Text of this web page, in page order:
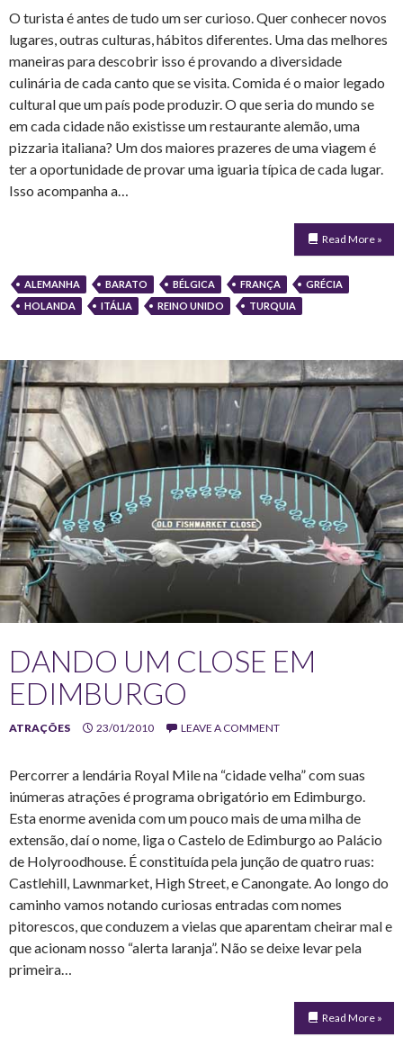
O turista é antes de tudo um ser curioso. Quer conhecer novos
lugares, outras culturas, hábitos diferentes. Uma das melhores
maneiras para descobrir isso é provando a diversidade
culinária de cada canto que se visita. Comida é o maior legado
cultural que um país pode produzir. O que seria do mundo se
em cada cidade não existisse um restaurante alemão, uma
pizzaria italiana? Um dos maiores prazeres de uma viagem é
ter a oportunidade de provar uma iguaria típica de cada lugar.
Isso acompanha a…
Read More »
ALEMANHA BARATO BÉLGICA FRANÇA
GRÉCIA
HOLANDA
ITÁLIA REINO UNIDO TURQUIA
DANDO UM CLOSE EM
EDIMBURGO
ATRAÇÕES 23/01/2010 LEAVE A COMMENT
Percorrer a lendária Royal Mile na “cidade velha” com suas
inúmeras atrações é programa obrigatório em Edimburgo.
Esta enorme avenida com um pouco mais de uma milha de
extensão, daí o nome, liga o Castelo de Edimburgo ao Palácio
de Holyroodhouse. É constituída pela junção de quatro ruas:
Castlehill, Lawnmarket, High Street, e Canongate. Ao longo do
caminho vamos notando curiosas entradas com nomes
pitorescos, que conduzem a vielas que aparentam cheirar mal e
que acionam nosso “alerta laranja”. Não se deixe levar pela
primeira…
Read More »